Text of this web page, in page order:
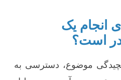
انجام یک
است؟
موضوع، دسترسی به